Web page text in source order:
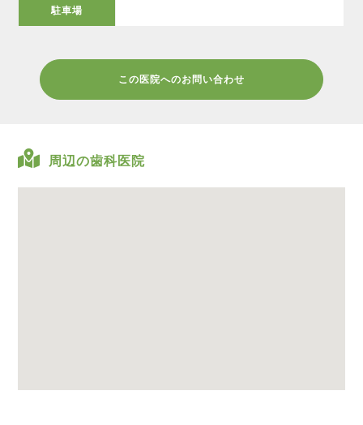
駐車場
この医院へのお問い合わせ
周辺の歯科医院